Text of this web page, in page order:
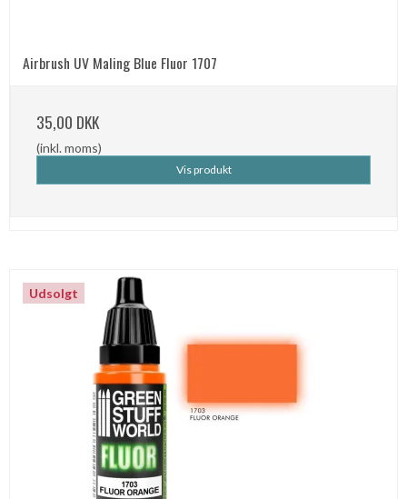
Airbrush UV Maling Blue Fluor 1707
35,00 DKK
(inkl. moms)
Vis produkt
Udsolgt